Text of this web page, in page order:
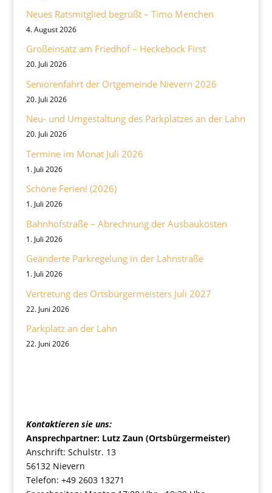
Neues Ratsmitglied begrüßt – Timo Menchen
4. August 2026
Großeinsatz am Friedhof – Heckebock First
20. Juli 2026
Seniorenfahrt der Ortgemeinde Nievern 2026
20. Juli 2026
Neu- und Umgestaltung des Parkplatzes an der Lahn
20. Juli 2026
Termine im Monat Juli 2026
1. Juli 2026
Schöne Ferien! (2026)
1. Juli 2026
Bahnhofstraße – Abrechnung der Ausbaukosten
1. Juli 2026
Geänderte Parkregelung in der Lahnstraße
1. Juli 2026
Vertretung des Ortsbürgermeisters Juli 2027
22. Juni 2026
Parkplatz an der Lahn
22. Juni 2026
Kontaktieren sie uns:
Ansprechpartner: Lutz Zaun (Ortsbürgermeister)
Anschrift: Schulstr. 13
56132 Nievern
Telefon: +49 2603 13271